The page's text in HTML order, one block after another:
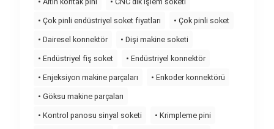
• Çok pinli endüstriyel soket fiyatları • Çok pinli soket
• Dairesel konnektör • Dişi makine soketi
• Endüstriyel fiş soket • Endüstriyel konnektör
• Enjeksiyon makine parçaları • Enkoder konnektörü
• Göksu makine parçaları
• Kontrol panosu sinyal soketi • Krimpleme pini